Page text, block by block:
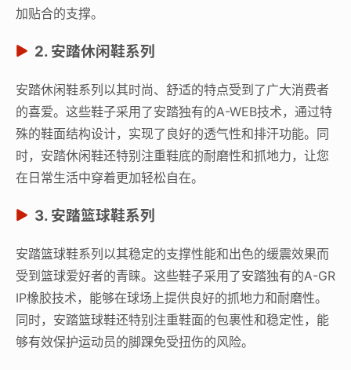
加贴合的支撑。
2. 安踏休闲鞋系列
安踏休闲鞋系列以其时尚、舒适的特点受到了广大消费者
的喜爱。这些鞋子采用了安踏独有的A-WEB技术，通过特
殊的鞋面结构设计，实现了良好的透气性和排汗功能。同
时，安踏休闲鞋还特别注重鞋底的耐磨性和抓地力，让您
在日常生活中穿着更加轻松自在。
3. 安踏篮球鞋系列
安踏篮球鞋系列以其稳定的支撑性能和出色的缓震效果而
受到篮球爱好者的青睐。这些鞋子采用了安踏独有的A-GR
IP橡胶技术，能够在球场上提供良好的抓地力和耐磨性。
同时，安踏篮球鞋还特别注重鞋面的包裹性和稳定性，能
够有效保护运动员的脚踝免受扭伤的风险。